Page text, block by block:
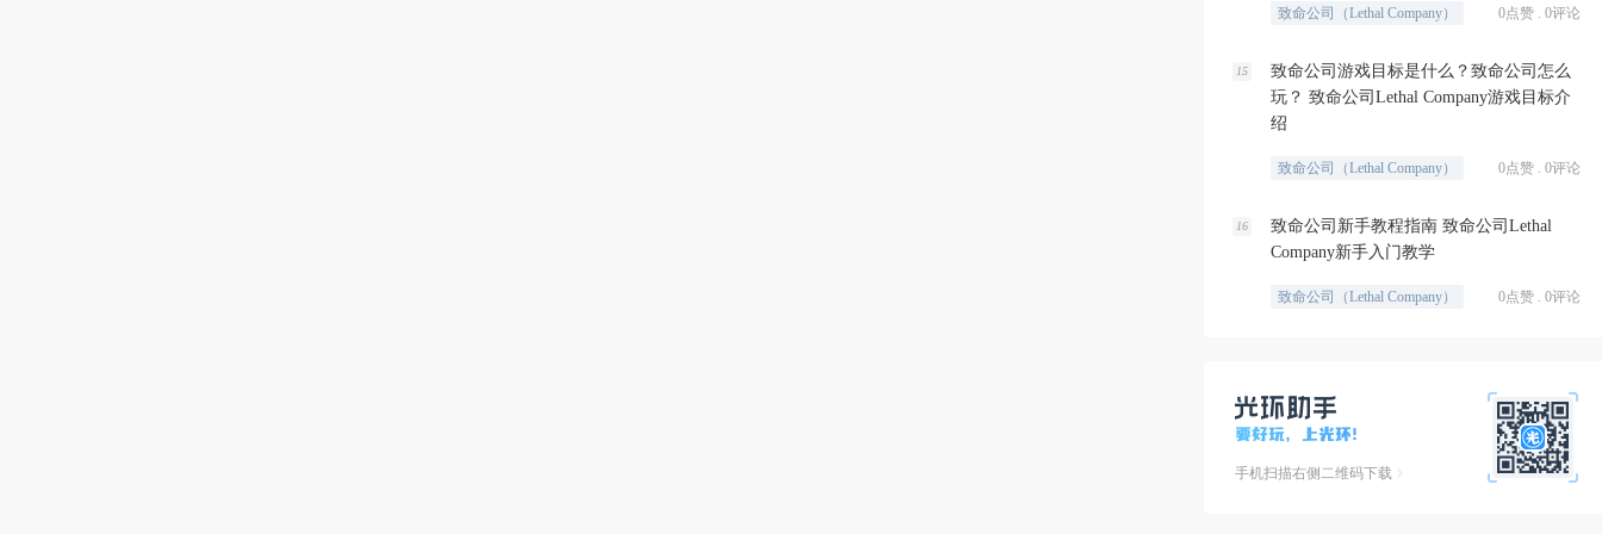
致命公司（Lethal Company） 0点赞 . 0评论
15
致命公司游戏目标是什么？致命公司怎么
玩？ 致命公司Lethal Company游戏目标介
绍
致命公司（Lethal Company） 0点赞 . 0评论
16
致命公司新手教程指南 致命公司Lethal
Company新手入门教学
致命公司（Lethal Company） 0点赞 . 0评论
手机扫描右侧二维码下载